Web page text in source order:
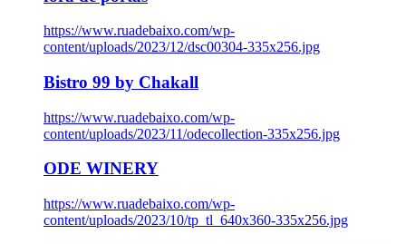
https://www.ruadebaixo.com/wp-
content/uploads/2023/12/dsc00304-335x256.jpg
Bistro 99 by Chakall
https://www.ruadebaixo.com/wp-
content/uploads/2023/11/odecollection-335x256.jpg
ODE WINERY
https://www.ruadebaixo.com/wp-
content/uploads/2023/10/tp_tl_640x360-335x256.jpg